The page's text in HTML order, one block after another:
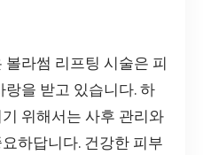
라썸 리프팅 시술은 피
을 받고 있습니다. 하
위해서는 사후 관리와
하답니다. 건강한 피부